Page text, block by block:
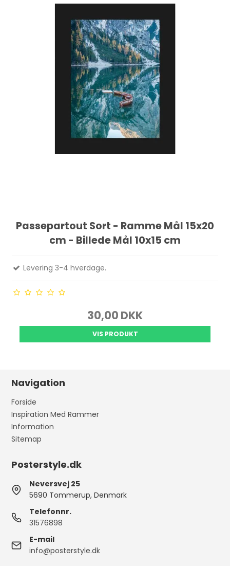
Passepartout Sort - Ramme Mål 15x20
cm - Billede Mål 10x15 cm
Levering 3-4 hverdage.
30,00 DKK
VIS PRODUKT
Navigation
Forside
Inspiration Med Rammer
Information
Sitemap
Posterstyle.dk
Neversvej 25
5690 Tommerup, Denmark
Telefonnr.
31576898
E-mail
info@posterstyle.dk